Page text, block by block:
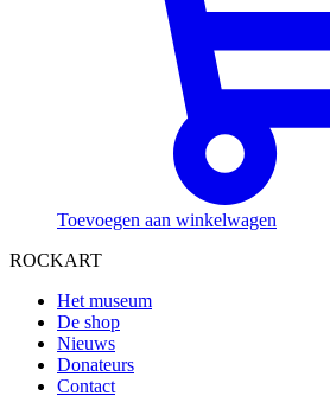
Toevoegen aan winkelwagen
ROCKART
Het museum
De shop
Nieuws
Donateurs
Contact